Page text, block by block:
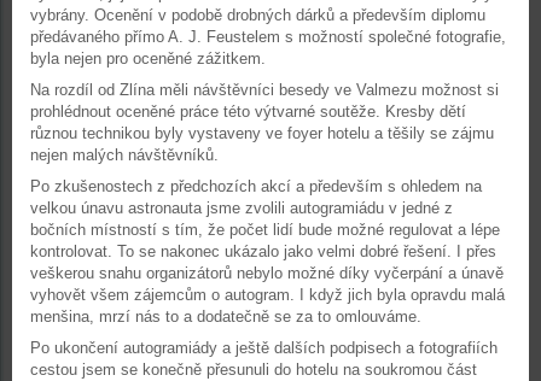
vybrány. Ocenění v podobě drobných dárků a především diplomu
předávaného přímo A. J. Feustelem s možností společné fotografie,
byla nejen pro oceněné zážitkem.
Na rozdíl od Zlína měli návštěvníci besedy ve Valmezu možnost si
prohlédnout oceněné práce této výtvarné soutěže. Kresby dětí
různou technikou byly vystaveny ve foyer hotelu a těšily se zájmu
nejen malých návštěvníků.
Po zkušenostech z předchozích akcí a především s ohledem na
velkou únavu astronauta jsme zvolili autogramiádu v jedné z
bočních místností s tím, že počet lidí bude možné regulovat a lépe
kontrolovat. To se nakonec ukázalo jako velmi dobré řešení. I přes
veškerou snahu organizátorů nebylo možné díky vyčerpání a únavě
vyhovět všem zájemcům o autogram. I když jich byla opravdu malá
menšina, mrzí nás to a dodatečně se za to omlouváme.
Po ukončení autogramiády a ještě dalších podpisech a fotografiích
cestou jsem se konečně přesunuli do hotelu na soukromou část